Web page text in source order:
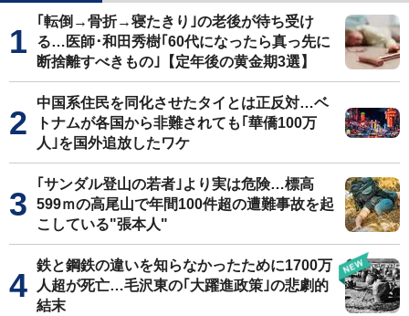
｢転倒→骨折→寝たきり｣の老後が待ち受け
る…医師･和田秀樹｢60代になったら真っ先に
断捨離すべきもの｣【定年後の黄金期3選】
中国系住民を同化させたタイとは正反対…ベ
トナムが各国から非難されても｢華僑100万
人｣を国外追放したワケ
｢サンダル登山の若者｣より実は危険…標高
599ｍの高尾山で年間100件超の遭難事故を起
こしている"張本人"
鉄と鋼鉄の違いを知らなかったために1700万
人超が死亡…毛沢東の｢大躍進政策｣の悲劇的
結末